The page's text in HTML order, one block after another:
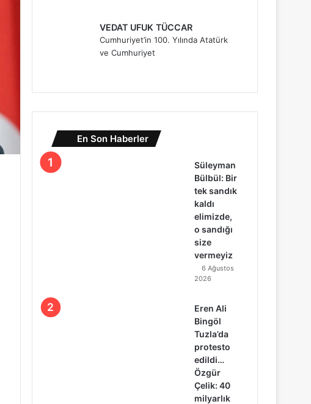
VEDAT UFUK TÜCCAR
Cumhuriyet’in 100. Yılında Atatürk
ve Cumhuriyet
En Son Haberler
Süleyman
Bülbül: Bir
tek sandık
kaldı
elimizde,
o sandığı
size
vermeyiz
6 Ağustos
2026
Eren Ali
Bingöl
Tuzla’da
protesto
edildi…
Özgür
Çelik: 40
milyarlık